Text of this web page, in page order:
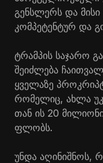
გენსლერს და
კომპეტენტურ და
ტრამპის საჯარო
შეიძლება
ყველაზე
რომელიც, ახლა
თან ის 20
ფლობს.
უნდა აღინიშნოს,